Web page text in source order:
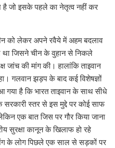
जो इसके पहले का नेतृत्व नहीं कर
को लेकर अपने रवैये में अहम बदलाव
जिसने चीन के वुहान से निकले
जांच की मांग की। हालांकि ताइवान
गलवान झड़प के बाद कई विशेषज्ञों
गया है कि भारत ताइवान के साथ सीधे
स्तर से इस मुद्दे पर कोई साफ
एक बात जिस पर गौर किया जाना
सुरक्षा कानून के खिलाफ हो रहे
के लोग पिछले एक साल से सड़कों पर